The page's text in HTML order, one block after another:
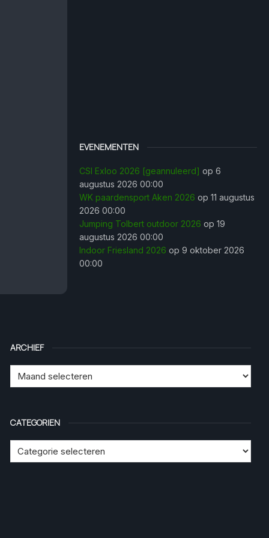
EVENEMENTEN
CSI Exloo 2026 [geannuleerd] op 6
augustus 2026 00:00
WK paardensport Aken 2026 op 11 augustus
2026 00:00
Jumping Tolbert outdoor 2026 op 19
augustus 2026 00:00
Indoor Friesland 2026 op 9 oktober 2026
00:00
ARCHIEF
CATEGORIEN